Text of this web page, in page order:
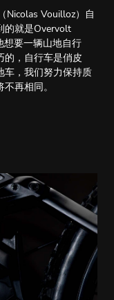
Nicolas Vouilloz）自
的就是Overvolt
想要一辆山地自行
的，自行车是俏皮
车，我们努力保持质
再相同。